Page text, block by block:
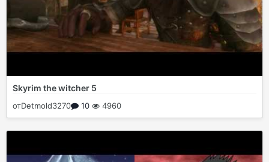
Skyrim the witcher 5
отDetmold3270 10 4960